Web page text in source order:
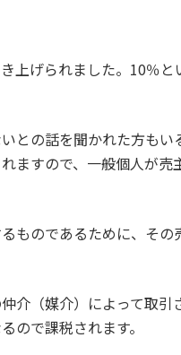
上げられました。10％
との話を聞かれた方も
ますので、一般個人が売
ものであるために、そ
介（媒介）によって取
ので課税されます。